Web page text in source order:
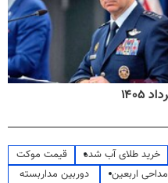
خرید طلای آب شده
قیمت موکت
مداحی اربعین
دوربین مداربسته